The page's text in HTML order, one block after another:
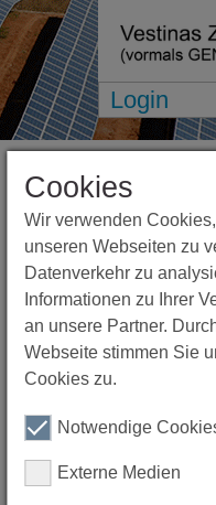
Benutzername:
Passwort:
Cookies
Wir verwenden
unseren Webseiten zu
Datenverkehr zu
Informationen zu Ihrer
an unsere Partner.
Webseite stimmen Sie
Cookies zu.
Notwendige
Externe Medien